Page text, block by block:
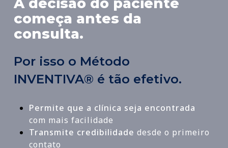
A decisão do paciente
começa antes da
consulta.
Por isso o Método
INVENTIVA® é tão efetivo.
Permite que a clínica seja encontrada
com mais facilidade
Transmite credibilidade desde o primeiro
contato